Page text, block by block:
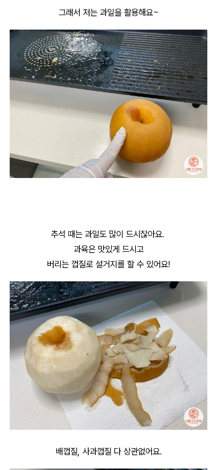
그래서 저는 과일을 활용해요~
추석 때는 과일도 많이 드시잖아요.
과육은 맛있게 드시고
버리는 껍질로 설거지를 할 수 있어요!
배껍질, 사과껍질 다 상관없어요.